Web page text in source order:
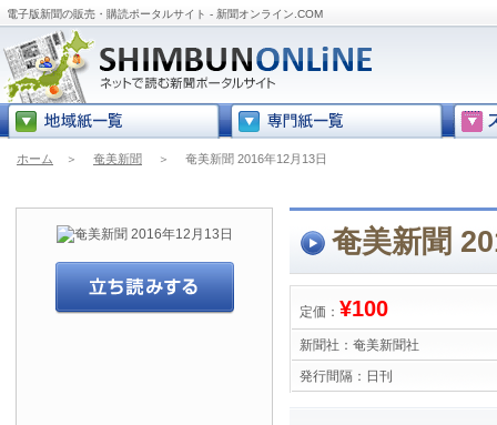
電子版新聞の販売・購読ポータルサイト - 新聞オンライン.COM
ホーム ＞ 奄美新聞 ＞ 奄美新聞 2016年12月13日
奄美新聞
定価： ¥100
新聞社： 奄美新聞社
発行間隔： 日刊